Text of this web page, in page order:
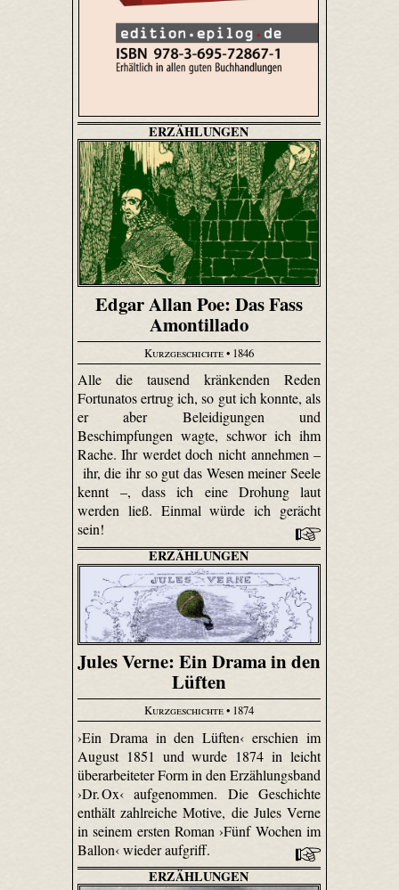
ERZÄHLUNGEN
Edgar Allan Poe: Das Fass
Amontillado
Kurzgeschichte• 1846
Alle die tausend kränkenden Reden
Fortunatos ertrug ich, so gut ich konnte, als
er aber Beleidigungen und
Beschimpfungen wagte, schwor ich ihm
Rache. Ihr werdet doch nicht annehmen –
ihr, die ihr so gut das Wesen meiner Seele
kennt –, dass ich eine Drohung laut
werden ließ. Einmal würde ich gerächt
sein!
ERZÄHLUNGEN
Jules Verne: Ein Drama in den
Lüften
Kurzgeschichte• 1874
›Ein Drama in den Lüften‹ erschien im
August 1851 und wurde 1874 in leicht
überarbeiteter Form in den Erzählungsband
›Dr. Ox‹ aufgenommen. Die Geschichte
enthält zahlreiche Motive, die Jules Verne
in seinem ersten Roman ›Fünf Wochen im
Ballon‹ wieder aufgriff.
ERZÄHLUNGEN